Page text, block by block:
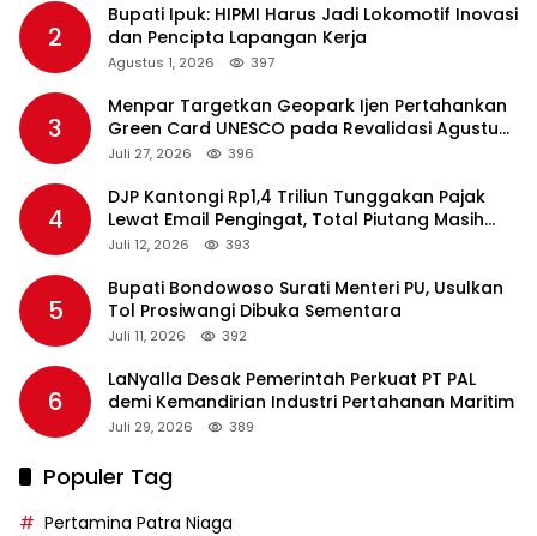
2
Bupati Ipuk: HIPMI Harus Jadi Lokomotif Inovasi
dan Pencipta Lapangan Kerja
Agustus 1, 2026 397
3
Menpar Targetkan Geopark Ijen Pertahankan
Green Card UNESCO pada Revalidasi Agustus
2026
Juli 27, 2026 396
4
DJP Kantongi Rp1,4 Triliun Tunggakan Pajak
Lewat Email Pengingat, Total Piutang Masih
Rp36 Triliun
Juli 12, 2026 393
5
Bupati Bondowoso Surati Menteri PU, Usulkan
Tol Prosiwangi Dibuka Sementara
Juli 11, 2026 392
6
LaNyalla Desak Pemerintah Perkuat PT PAL
demi Kemandirian Industri Pertahanan Maritim
Juli 29, 2026 389
Populer Tag
Pertamina Patra Niaga